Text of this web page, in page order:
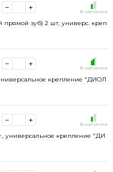
прямой зуб) 2 шт, универс. креп
В наличии
крепление "ДИОЛ
В наличии
универсальное крепление "ДИ
В наличии